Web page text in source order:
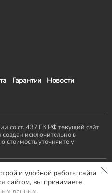
Гарантии
Новости
со ст. 437 ГК РФ текущий сайт
исключительно в
стоимость уточняйте у
Септики
Террасы
и удобной работы сайта
сайтом, вы принимаете